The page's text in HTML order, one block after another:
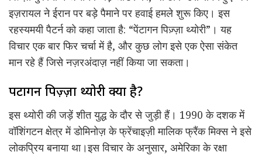
इज़रायल ने ईरान पर बड़े पैमाने पर हवाई हमले शुरू किए। इस
रहस्यमयी पैटर्न को कहा जाता है: “पेंटागन पिज़्ज़ा थ्योरी”। यह
विचार एक बार फिर चर्चा में है, और कुछ लोग इसे एक ऐसा संकेत
मान रहे हैं जिसे नज़रअंदाज़ नहीं किया जा सकता।
पेंटागन पिज़्ज़ा थ्योरी क्या है?
इस थ्योरी की जड़ें शीत युद्ध के दौर से जुड़ी हैं। 1990 के दशक में
वॉशिंगटन क्षेत्र में डोमिनोज़ के फ्रेंचाइज़ी मालिक फ्रैंक मिक्स ने इसे
लोकप्रिय बनाया था।इस विचार के अनुसार, अमेरिका के रक्षा